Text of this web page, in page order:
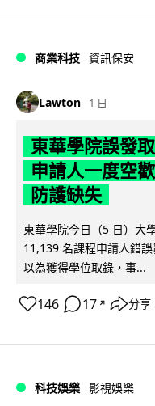
商業科技 資訊保安
Lawton 1 日
東華學院誤發
申請人一度空
防護缺失
東華學院今日（5 日）大
11,139 名課程申請人錯
以為獲得學位取錄，事...
146 17 ↗ 分享
科技娛樂 影視娛樂